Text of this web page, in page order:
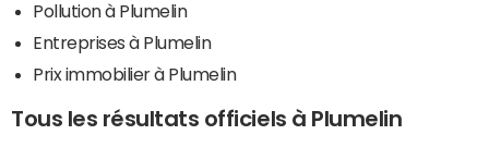
Pollution à Plumelin
Entreprises à Plumelin
Prix immobilier à Plumelin
Tous les résultats officiels à Plumelin